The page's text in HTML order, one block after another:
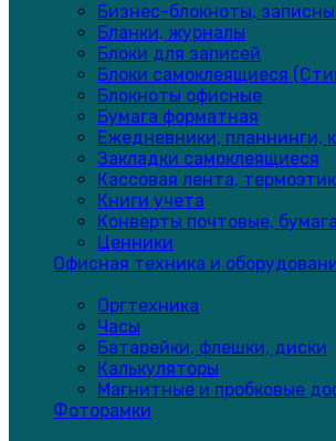
Бизнес-блокноты,
Бланки, журналы
Блоки для записей
Блоки самоклеящиеся
Блокноты офисные
Бумага форматная
Ежедневники, планнинги,
Закладки самоклеящиеся
Кассовая лента,
Книги учета
Конверты почтовые,
Ценники
Офисная техника и
Оргтехника
Часы
Батарейки, флешки, диски
Калькуляторы
Магнитные и пробковые
Фоторамки